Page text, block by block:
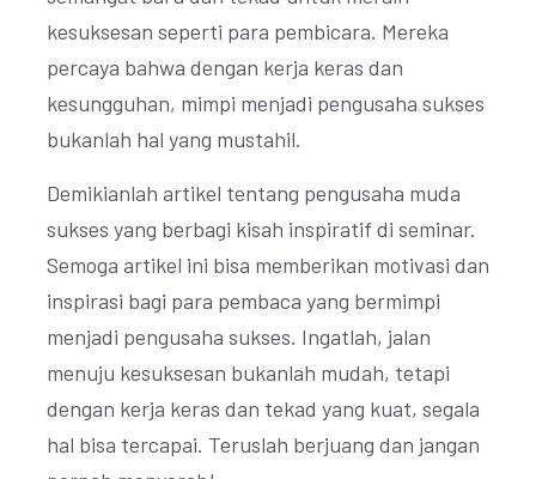
kesuksesan seperti para pembicara. Mereka
percaya bahwa dengan kerja keras dan
kesungguhan, mimpi menjadi pengusaha sukses
bukanlah hal yang mustahil.
Demikianlah artikel tentang pengusaha muda
sukses yang berbagi kisah inspiratif di seminar.
Semoga artikel ini bisa memberikan motivasi dan
inspirasi bagi para pembaca yang bermimpi
menjadi pengusaha sukses. Ingatlah, jalan
menuju kesuksesan bukanlah mudah, tetapi
dengan kerja keras dan tekad yang kuat, segala
hal bisa tercapai. Teruslah berjuang dan jangan